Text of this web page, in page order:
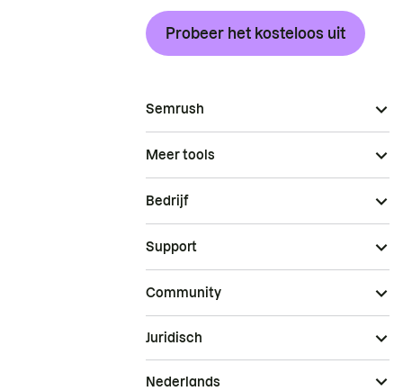
Probeer het kosteloos uit
Semrush
Meer tools
Bedrijf
Support
Community
Juridisch
Nederlands